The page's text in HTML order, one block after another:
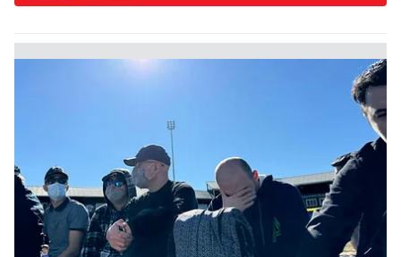
Çerezlere ilişkin tercihlerinizi aşağıda yer alan panel
vasıtasıyla belirleyebilirsiniz. Çerezlere ilişkin detaylı bilgi
ziyaret edebilirsiniz.
6698 sayılı Kişisel Verilerin Korunması Kanunu uyarınca
hazırlanmış Aydınlatma Metnimizi okumak ve sitemizde
ilgili mevzuata uygun olarak kullanılan çerezlerle ilgili bilgi
almak için lütfentıklayınız.